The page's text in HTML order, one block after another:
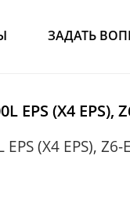
ЗАДАТЬ
EPS (X4 EPS),
EPS (X4 EPS), Z6-